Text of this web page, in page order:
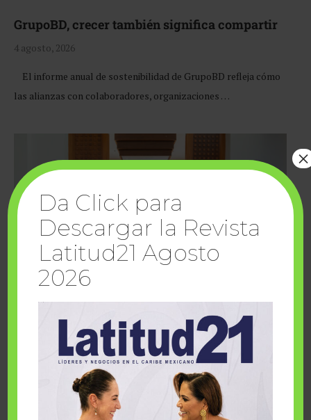
GrupoBD, crecer también significa compartir
4 agosto, 2026
El informe anual de sostenibilidad de GrupoBD refleja cómo
las alianzas con colaboradores, organizaciones …
Cuando la solidaridad inspira; cumplen
sueños Fairmont Mayakoba y Make-A-Wish
Da Click para
Descargar la Revista
Latitud21 Agosto
2026
×